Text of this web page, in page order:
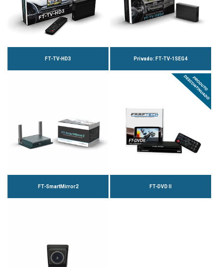
FT-TV-HD3 Privado: FT-TV-1SEG4
FT-SmartMirror2 FT-DVD II